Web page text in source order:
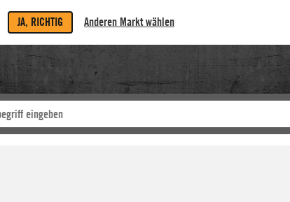
JA, RICHTIG Anderen Markt wählen